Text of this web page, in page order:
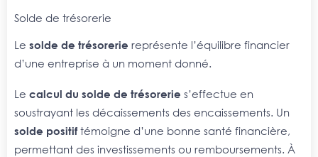
Solde de trésorerie
Le solde de trésorerie représente l’équilibre financier
d’une entreprise à un moment donné.
Le calcul du solde de trésorerie s’effectue en
soustrayant les décaissements des encaissements. Un
solde positif témoigne d’une bonne santé financière,
permettant des investissements ou remboursements. À